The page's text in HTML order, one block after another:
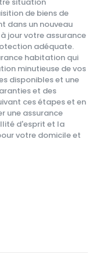
de biens de
dans un nouveau
jour votre assurance
adéquate.
habitation qui
minutieuse de vos
disponibles et une
et des
ces étapes et en
une assurance
d'esprit et la
votre domicile et